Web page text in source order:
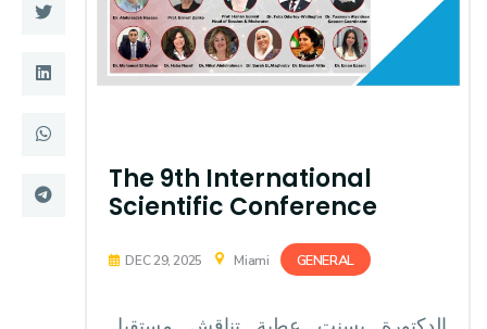
Training
Consultancy
Colleges
Life @ AASTMT
Institutes
Deaneries
The 9th International
Scientific Conference
DEC 29, 2025 Miami GENERAL